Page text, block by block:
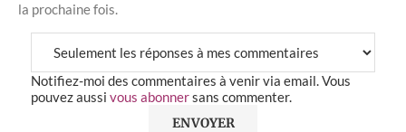
la prochaine fois.
Notifiez-moi des commentaires à venir via email. Vous
pouvez aussi vous abonnersans commenter.